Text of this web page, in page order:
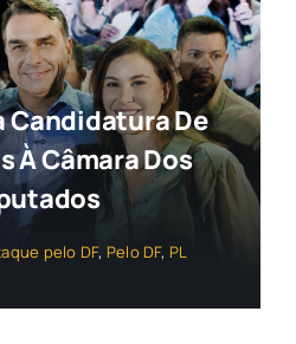
Candidatura De
À Câmara Dos
pelo DF, Pelo DF, PL